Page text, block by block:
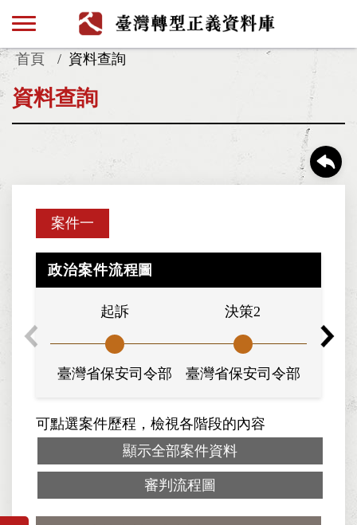
首頁 資料查詢
資料查詢
案件一
政治案件流程圖
起訴
臺灣省保安司令部
決策2
臺灣省保安司令部
可點選案件歷程，檢視各階段的內容
顯示全部案件資料
審判流程圖